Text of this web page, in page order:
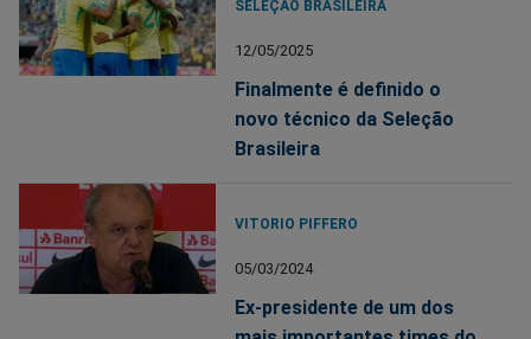
SELEÇÃO BRASILEIRA
12/05/2025
Finalmente é definido o
novo técnico da Seleção
Brasileira
VITORIO PIFFERO
05/03/2024
Ex-presidente de um dos